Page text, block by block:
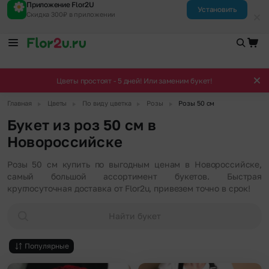
Приложение Flor2U
Скидка 300₽ в приложении
Установить
Цветы простоят - 5 дней! Или заменим букет!
Главная Цветы По виду цветка Розы Розы 50 см
Букет из роз 50 см в
Новороссийске
Розы 50 см купить по выгодным ценам в Новороссийске,
самый большой ассортимент букетов. Быстрая
круглосуточная доставка от Flor2u, привезем точно в срок!
Найти букет
Популярные